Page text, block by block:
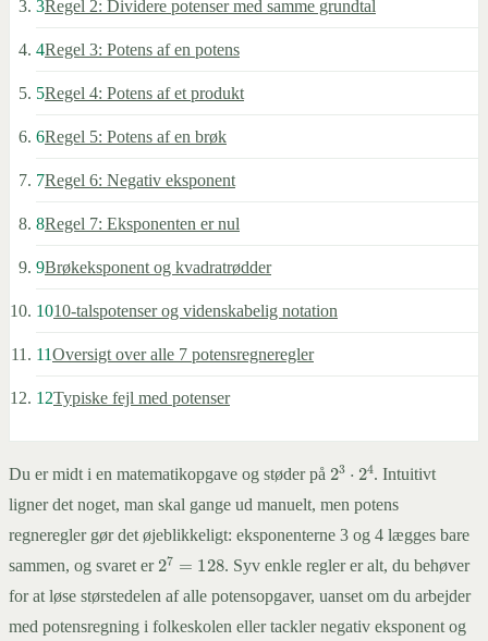
3Regel 2: Dividere potenser med samme grundtal
4Regel 3: Potens af en potens
5Regel 4: Potens af et produkt
6Regel 5: Potens af en brøk
7Regel 6: Negativ eksponent
8Regel 7: Eksponenten er nul
9Brøkeksponent og kvadratrødder
1010-talspotenser og videnskabelig notation
11Oversigt over alle 7 potensregneregler
12Typiske fejl med potenser
Du er midt i en matematikopgave og støder på 23 24. Intuitivt
ligner det noget, man skal gange ud manuelt, men potens
regneregler gør det øjeblikkeligt: eksponenterne 3 og 4 lægges bare
sammen, og svaret er 27 128 . Syv enkle regler er alt, du behøver
for at løse størstedelen af alle potensopgaver, uanset om du arbejder
med potensregning i folkeskolen eller tackler negativ eksponent og